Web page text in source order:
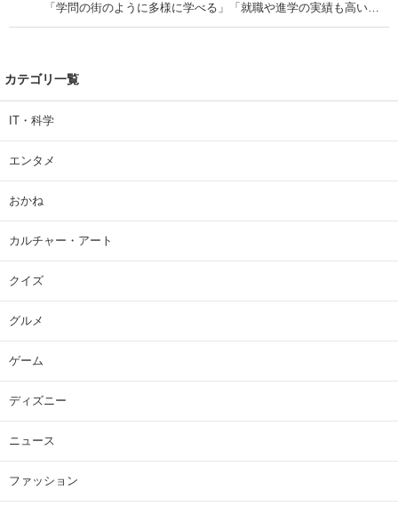
「学問の街のように多様に学べる」「就職や進学の実績も高い」
| 大学 ねとらぼリサーチ
カテゴリ一覧
IT・科学
エンタメ
おかね
カルチャー・アート
クイズ
グルメ
ゲーム
ディズニー
ニュース
ファッション